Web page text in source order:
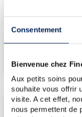
Consentement
Bienvenue chez
Aux petits soins
souhaite vous offrir
visite. A cet effet,
nous permettent de
LES